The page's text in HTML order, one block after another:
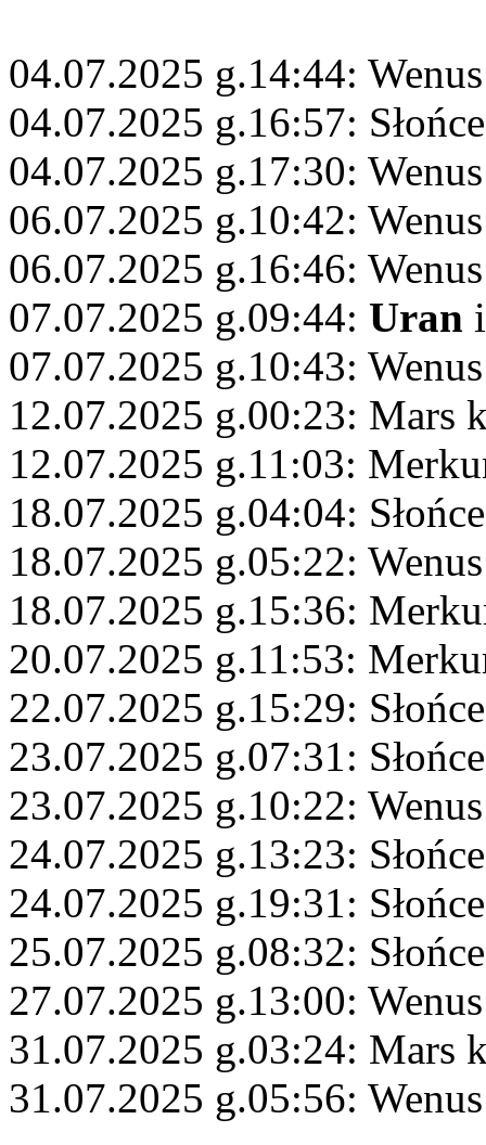
04.07.2025 g.14:44:
04.07.2025 g.16:57:
04.07.2025 g.17:30:
06.07.2025 g.10:42:
06.07.2025 g.16:46:
07.07.2025 g.09:44: Uran
07.07.2025 g.10:43:
12.07.2025 g.00:23: Mars
12.07.2025 g.11:03:
18.07.2025 g.04:04:
18.07.2025 g.05:22:
18.07.2025 g.15:36:
20.07.2025 g.11:53:
22.07.2025 g.15:29:
23.07.2025 g.07:31:
23.07.2025 g.10:22:
24.07.2025 g.13:23:
24.07.2025 g.19:31:
25.07.2025 g.08:32:
27.07.2025 g.13:00:
31.07.2025 g.03:24: Mars
31.07.2025 g.05:56: